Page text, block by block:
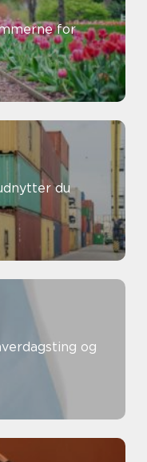
for
du
og